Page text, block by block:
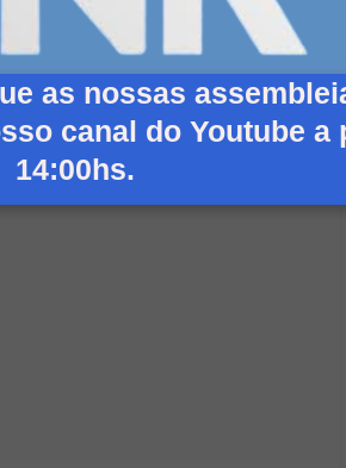
as nossas
canal do Youtube a
14:00hs.